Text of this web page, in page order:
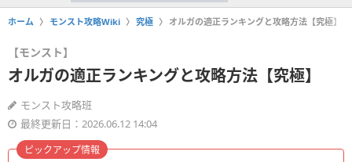
ホーム モンスト攻略Wiki 究極 オルガの適正ランキングと攻略方法【究極】
【モンスト】
オルガの適正ランキングと攻略方法【究極】
モンスト攻略班
最終更新日：2026.06.12 14:04
ピックアップ情報